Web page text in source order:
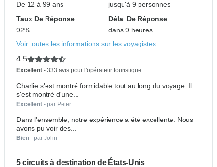
De 12 à 99 ans
jusqu'à 9 personnes
Taux De Réponse
92%
Délai De Réponse
dans 9 heures
Voir toutes les informations sur les voyagistes
4.5
Excellent - 333 avis pour l'opérateur touristique
Charlie s'est montré formidable tout au long du voyage. Il
s'est montré d'une...
Excellent - par Peter
Dans l'ensemble, notre expérience a été excellente. Nous
avons pu voir des...
Bien - par John
5 circuits à destination de États-Unis